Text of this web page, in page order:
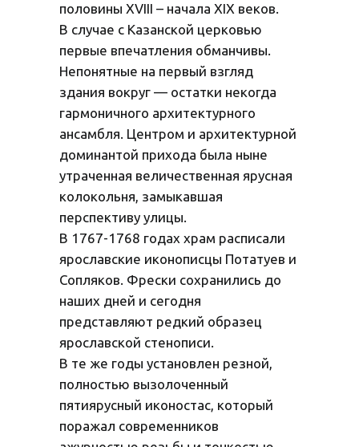
половины XVIII – начала XIX веков.
В случае с Казанской церковью
первые впечатления обманчивы.
Непонятные на первый взгляд
здания вокруг — остатки некогда
гармоничного архитектурного
ансамбля. Центром и архитектурной
доминантой прихода была ныне
утраченная величественная ярусная
колокольня, замыкавшая
перспективу улицы.
В 1767-1768 годах храм расписали
ярославские иконописцы Потатуев и
Сопляков. Фрески сохранились до
наших дней и сегодня
представляют редкий образец
ярославской стенописи.
В те же годы установлен резной,
полностью вызолоченный
пятиярусный иконостас, который
поражал современников